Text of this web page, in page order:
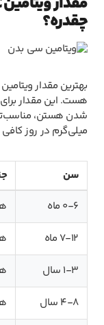
چقدره؟
هست. این مقدار
میلی‌گرم در روز
سن
0-6 ماه
7-12 ماه
1-3 سال
4-8 سال